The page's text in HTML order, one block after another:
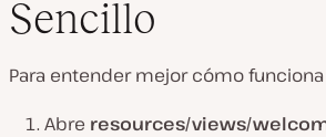
Sencillo
Para entender mejor cómo funciona
Abre resources/views/